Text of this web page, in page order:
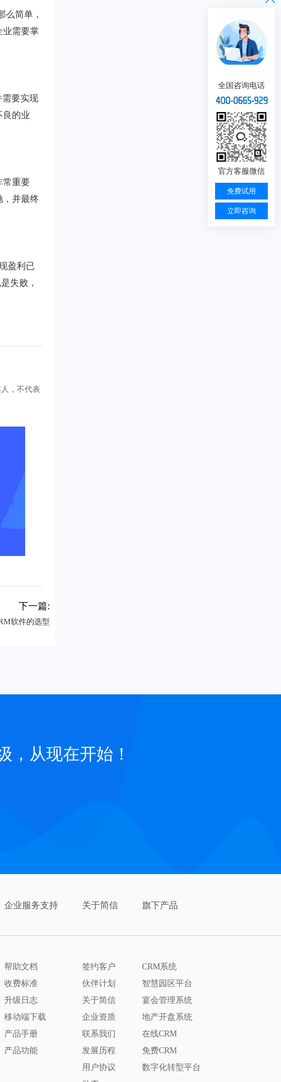
么简单，
业需要掌
需要实现
良的业
常重要
，并最终
盈利已
失败，
，不代表
下一篇:
软件的选型
，从现在开始！
企业服务支持
帮助文档
收费标准
升级日志
移动端下载
产品手册
产品功能
关于简信
签约客户
伙伴计划
关于简信
企业资质
联系我们
发展历程
用户协议
旗下产品
CRM系统
智慧园区平台
宴会管理系统
地产开盘系统
在线CRM
免费CRM
数字化转型平台
全国咨询电话
官方客服微信
免费试用
立即咨询